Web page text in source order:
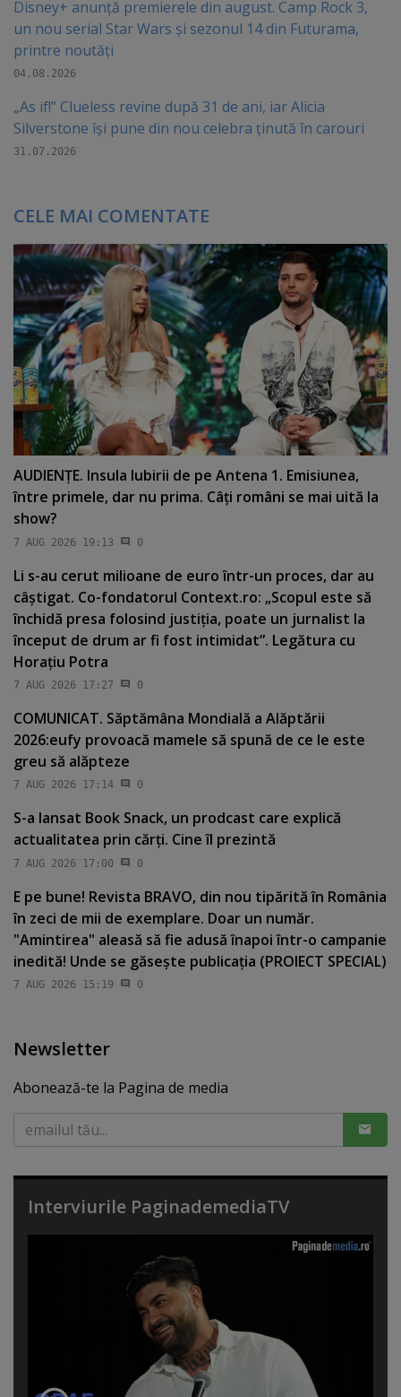
Disney+ anunță premierele din august. Camp Rock 3,
un nou serial Star Wars și sezonul 14 din Futurama,
printre noutăți
04.08.2026
„As if!” Clueless revine după 31 de ani, iar Alicia
Silverstone își pune din nou celebra ținută în carouri
31.07.2026
CELE MAI COMENTATE
AUDIENŢE. Insula Iubirii de pe Antena 1. Emisiunea,
între primele, dar nu prima. Câţi români se mai uită la
show?
7 AUG 2026 19:13 0
Li s-au cerut milioane de euro într-un proces, dar au
câştigat. Co-fondatorul Context.ro: „Scopul este să
închidă presa folosind justiţia, poate un jurnalist la
început de drum ar fi fost intimidat”. Legătura cu
Horaţiu Potra
7 AUG 2026 17:27 0
COMUNICAT. Săptămâna Mondială a Alăptării
2026:eufy provoacă mamele să spună de ce le este
greu să alăpteze
7 AUG 2026 17:14 0
S-a lansat Book Snack, un prodcast care explică
actualitatea prin cărţi. Cine îl prezintă
7 AUG 2026 17:00 0
E pe bune! Revista BRAVO, din nou tipărită în România
în zeci de mii de exemplare. Doar un număr.
"Amintirea" aleasă să fie adusă înapoi într-o campanie
inedită! Unde se găseşte publicaţia (PROIECT SPECIAL)
7 AUG 2026 15:19 0
Newsletter
Abonează-te la Pagina de media
Interviurile PaginademediaTV